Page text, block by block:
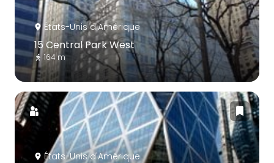
États-Unis d'Amérique
15 Central Park West
164 m
États-Unis d'Amérique